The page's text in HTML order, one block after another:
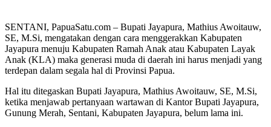
SENTANI, PapuaSatu.com – Bupati Jayapura, Mathius Awoitauw,
SE, M.Si, mengatakan dengan cara menggerakkan Kabupaten
Jayapura menuju Kabupaten Ramah Anak atau Kabupaten Layak
Anak (KLA) maka generasi muda di daerah ini harus menjadi yang
terdepan dalam segala hal di Provinsi Papua.
Hal itu ditegaskan Bupati Jayapura, Mathius Awoitauw, SE, M.Si,
ketika menjawab pertanyaan wartawan di Kantor Bupati Jayapura,
Gunung Merah, Sentani, Kabupaten Jayapura, belum lama ini.